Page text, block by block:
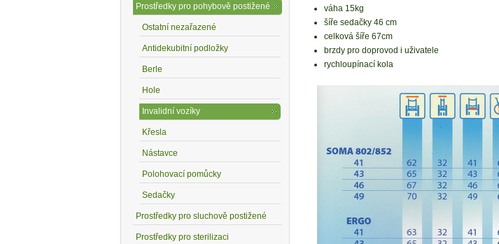
váha 15kg
šíře sedačky 46 cm
celková šíře 67cm
brzdy pro doprovod i uživatele
rychloupínací kola
Prostředky pro pohybově postižené
Ostatní nezařazené
Antidekubitní podložky
Berle
Hole
Invalidní vozíky
Křesla
Nástavce
Polohovací pomůcky
Sedačky
Prostředky pro sluchově postižené
Prostředky pro sterilizaci